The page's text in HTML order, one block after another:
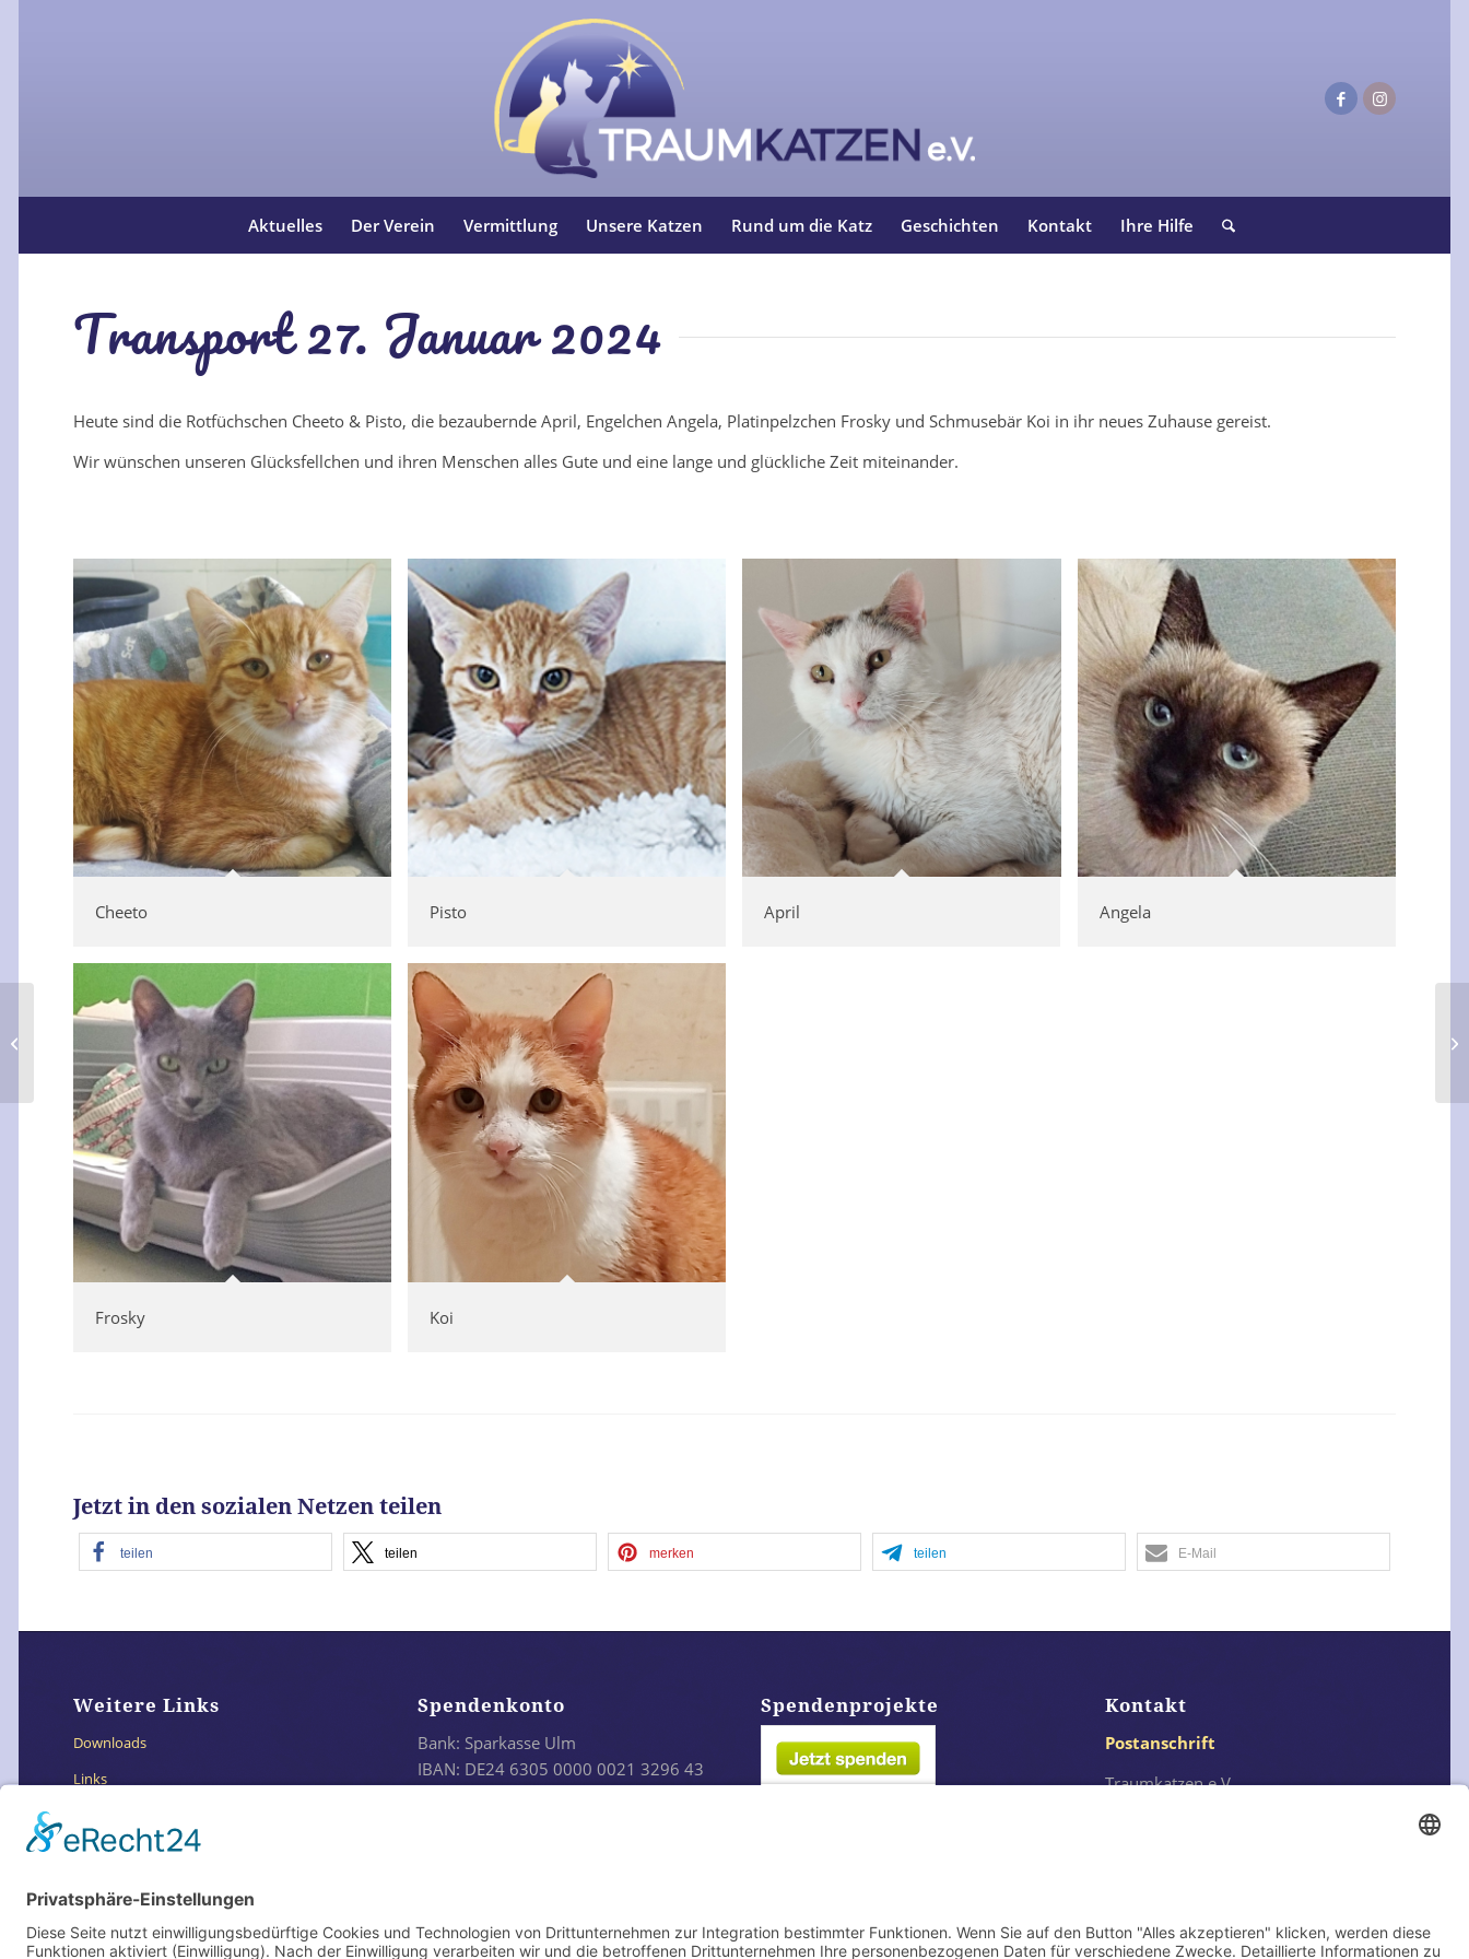
Aktuelles Der Verein Vermittlung Unsere Katzen Rund um die Katz Geschichten Kontakt Ihre Hilfe
Transport 27. Januar 2024
Heute sind die Rotfüchschen Cheeto & Pisto, die bezaubernde April, Engelchen Angela, Platinpelzchen Frosky und Schmusebär Koi in ihr neues Zuhause gereist.
Wir wünschen unseren Glücksfellchen und ihren Menschen alles Gute und eine lange und glückliche Zeit miteinander.
Cheeto Pisto April Angela
Frosky Koi
Jetzt in den sozialen Netzen teilen
teilen teilen merken teilen E-Mail
Weitere Links
Downloads
Links
Datenschutzerklärung
Spendenkonto
Bank: Sparkasse Ulm
IBAN: DE24 6305 0000 0021 3296 43
Spendenprojekte Kontakt
Postanschrift
Traumkatzen e.V.
Salmorejo & Mollete